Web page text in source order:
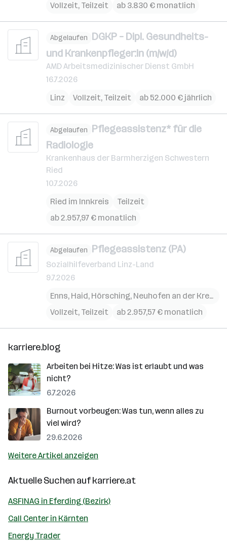
Vollzeit, Teilzeit
ab 3.830 € monatlich
Abgelaufen DGKP – Dipl. Gesundheits-
und Krankenpfleger:in (m/w/d)
AMD Arbeitsmedizinischer Dienst GmbH
16.7.2026
Linz
Vollzeit, Teilzeit ab 52.000 € jährlich
Abgelaufen Pflegeassistenz* für die
Radiologie
Krankenhaus der Barmherzigen Schwestern
Ried
10.7.2026
Ried im Innkreis
Teilzeit
ab 2.957,97 € monatlich
Abgelaufen Pflegeassistenz (PA)
Sozialhilfeverband Linz-Land
9.7.2026
Enns, Haid, Hörsching, Neuhofen an der Krems
Vollzeit, Teilzeit
ab 2.957,57 € monatlich
karriere.blog
Arbeiten bei Hitze: Was ist erlaubt und was
nicht?
6.7.2026
Burnout vorbeugen: Was tun, wenn alles zu
viel wird?
29.6.2026
Weitere Artikel anzeigen
Aktuelle Suchen aufkarriere.at
ASFINAG in Eferding (Bezirk)
Call Center in Kärnten
Energy Trader